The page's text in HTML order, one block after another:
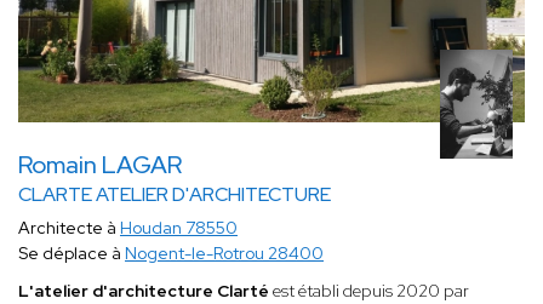
Romain LAGAR
CLARTE ATELIER D'ARCHITECTURE
Architecte à Houdan 78550
Se déplace à Nogent-le-Rotrou 28400
L'atelier d'architecture Clarté est établi depuis 2020 par